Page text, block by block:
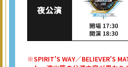
※SPIRIT'S WAY／BELIEVER'S